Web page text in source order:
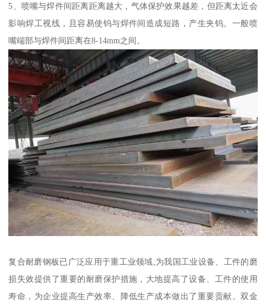
5、喷嘴与焊件间距离距离越大，气体保护效果越差，但距离太近会
影响焊工视线，且容易使钨与焊件间造成短路，产生夹钨。一般喷
嘴端部与焊件间距离在8-14mm之间。
复合耐磨钢板已广泛应用于重工业领域,为我国工业设备、工件的磨
损失效提供了重要的耐磨保护措施，大地提高了设备、工件的使用
寿命，为企业提高生产效率、降低生产成本做出了重要贡献。双金